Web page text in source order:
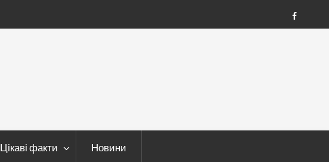
FB
Цікаві факти Новини